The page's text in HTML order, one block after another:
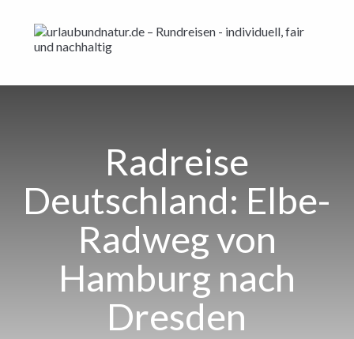
Radreise
Deutschland: Elbe-
Radweg von
Hamburg nach
Dresden